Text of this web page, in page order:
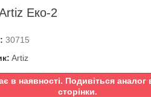
Еко-2
30715
Artiz
в наявності. Подивіться аналог
сторінки.